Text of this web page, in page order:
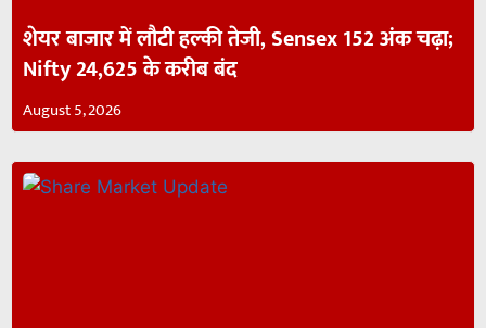
शेयर बाजार में लौटी हल्की तेजी, Sensex 152 अंक चढ़ा;
Nifty 24,625 के करीब बंद
August 5, 2026